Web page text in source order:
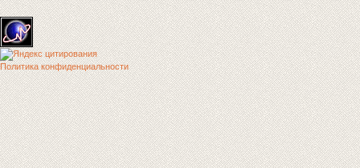
Политика конфиденциальности